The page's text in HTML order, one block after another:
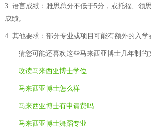
3. 语言成绩：雅思总分不低于5分，或托福、领
成绩。
4. 其他要求：部分专业或项目可能有额外的入学
猜您可能还喜欢这些马来西亚博士几年制 的
攻读马来西亚博士学位
马来西亚博士怎么样
马来西亚博士有申请费吗
马来西亚博士舞蹈专业